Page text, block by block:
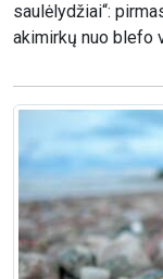
saulėlydžiai“:
akimirkų nuo blefo